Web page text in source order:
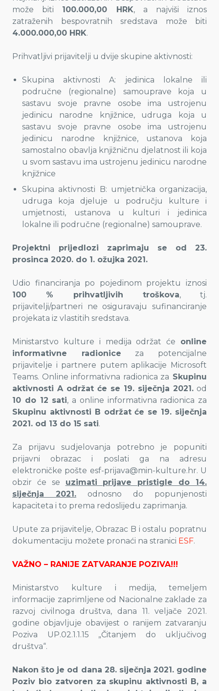
može biti 100.000,00 HRK, a najviši iznos
zatraženih bespovratnih sredstava može biti
4.000.000,00 HRK.
Prihvatljivi prijavitelji u dvije skupine aktivnosti:
Skupina aktivnosti A: jedinica lokalne ili
područne (regionalne) samouprave koja u
sastavu svoje pravne osobe ima ustrojenu
jedinicu narodne knjižnice, udruga koja u
sastavu svoje pravne osobe ima ustrojenu
jedinicu narodne knjižnice, ustanova koja
samostalno obavlja knjižničnu djelatnost ili koja
u svom sastavu ima ustrojenu jedinicu narodne
knjižnice
Skupina aktivnosti B: umjetnička organizacija,
udruga koja djeluje u području kulture i
umjetnosti, ustanova u kulturi i jedinica
lokalne ili područne (regionalne) samouprave.
Projektni prijedlozi zaprimaju se od 23.
prosinca 2020. do 1. ožujka 2021.
Udio financiranja po pojedinom projektu iznosi
100 % prihvatljivih troškova, tj.
prijavitelji/partneri ne osiguravaju sufinanciranje
projekata iz vlastitih sredstava.
Ministarstvo kulture i medija održat će online
informativne radionice za potencijalne
prijavitelje i partnere putem aplikacije Microsoft
Teams. Online informativna radionica za Skupinu
aktivnosti A održat će se 19. siječnja 2021. od
10 do 12 sati, a online informativna radionica za
Skupinu aktivnosti B održat će se 19. siječnja
2021. od 13 do 15 sati.
Za prijavu sudjelovanja potrebno je popuniti
prijavni obrazac i poslati ga na adresu
elektroničke pošte esf-prijava@min-kulture.hr. U
obzir će se uzimati prijave pristigle do 14.
siječnja 2021. odnosno do popunjenosti
kapaciteta i to prema redoslijedu zaprimanja.
Upute za prijavitelje, Obrazac B i ostalu popratnu
dokumentaciju možete pronaći na stranici ESF.
VAŽNO – RANIJE ZATVARANJE POZIVA!!!
Ministarstvo kulture i medija, temeljem
informacije zaprimljene od Nacionalne zaklade za
razvoj civilnoga društva, dana 11. veljače 2021.
godine objavljuje obavijest o ranijem zatvaranju
Poziva UP.02.1.1.15 „Čitanjem do uključivog
društva“.
Nakon što je od dana 28. siječnja 2021. godine
Poziv bio zatvoren za skupinu aktivnosti B, a